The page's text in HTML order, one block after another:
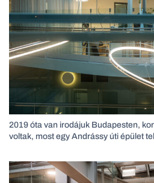
2019 óta van irodájuk Budapesten,
voltak, most egy Andrássy úti épület